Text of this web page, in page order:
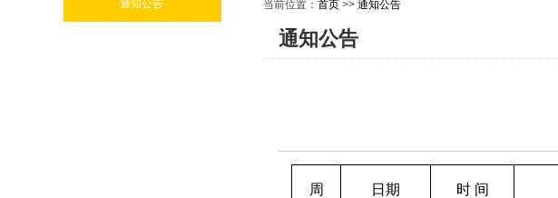
通知公告 当前位置： 首页 >> 通知公告
通知公告
周 日期 时 间